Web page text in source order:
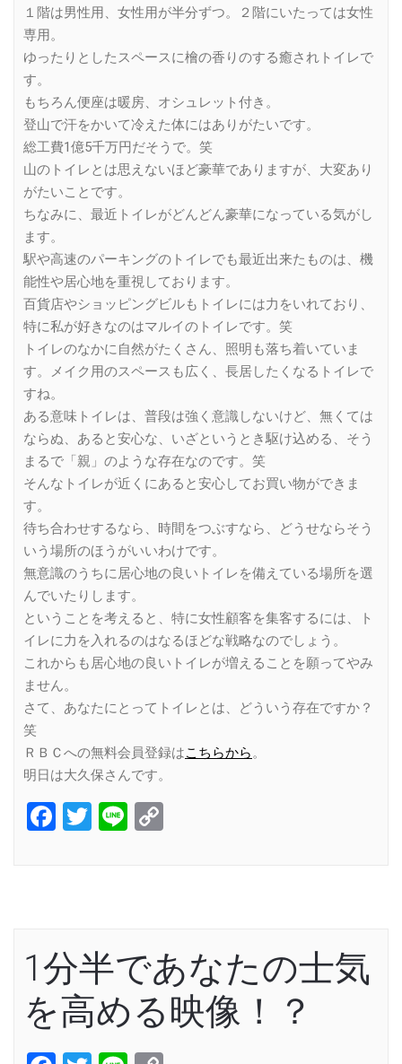
１階は男性用、女性用が半分ずつ。２階にいたっては女性
専用。
ゆったりとしたスペースに檜の香りのする癒されトイレで
す。
もちろん便座は暖房、オシュレット付き。
登山で汗をかいて冷えた体にはありがたいです。
総工費1億5千万円だそうで。笑
山のトイレとは思えないほど豪華でありますが、大変あり
がたいことです。
ちなみに、最近トイレがどんどん豪華になっている気がし
ます。
駅や高速のパーキングのトイレでも最近出来たものは、機
能性や居心地を重視しております。
百貨店やショッピングビルもトイレには力をいれており、
特に私が好きなのはマルイのトイレです。笑
トイレのなかに自然がたくさん、照明も落ち着いていま
す。メイク用のスペースも広く、長居したくなるトイレで
すね。
ある意味トイレは、普段は強く意識しないけど、無くては
ならぬ、あると安心な、いざというとき駆け込める、そう
まるで「親」のような存在なのです。笑
そんなトイレが近くにあると安心してお買い物ができま
す。
待ち合わせするなら、時間をつぶすなら、どうせならそう
いう場所のほうがいいわけです。
無意識のうちに居心地の良いトイレを備えている場所を選
んでいたりします。
ということを考えると、特に女性顧客を集客するには、ト
イレに力を入れるのはなるほどな戦略なのでしょう。
これからも居心地の良いトイレが増えることを願ってやみ
ません。
さて、あなたにとってトイレとは、どういう存在ですか？
笑
ＲＢＣへの無料会員登録はこちらから。
明日は大久保さんです。
Facebook
Twitter
Line
1分半であなたの士気
を高める映像！？